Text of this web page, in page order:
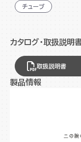
手に巻いて使え
手や足に掛けて
チューブ
カタログ・取扱説明
取扱説明書
製品情報